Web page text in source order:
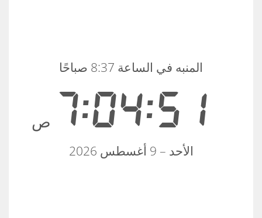
7:04:51 ص
المنبه في الساعة 8:37 صباحًا
الأحد – 9 أغسطس 2026